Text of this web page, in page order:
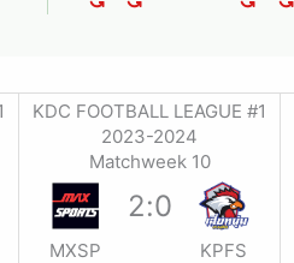
KDC FOOTBALL LEAGUE #1
2023-2024
Matchweek 10
MXSP
2:0
KPFS